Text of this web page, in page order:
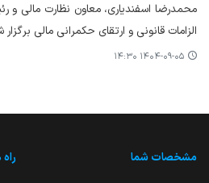
محمدرضا اسفندیاری، معاون نظارت مالی و
الزامات قانونی و ارتقای حکمرانی مالی
۱۴۰۴-۰۹-۰۵ ۱۴:۳۰
مشخصات شما